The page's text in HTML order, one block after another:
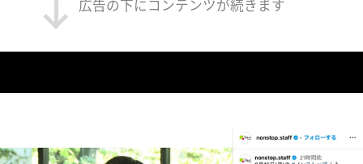
広告の下にコンテンツが続きます